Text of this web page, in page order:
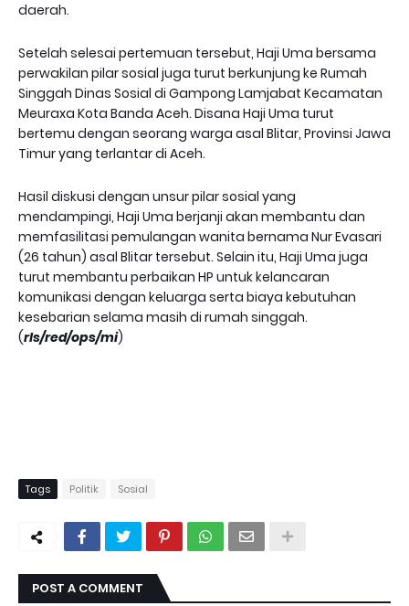
daerah.
Setelah selesai pertemuan tersebut, Haji Uma bersama
perwakilan pilar sosial juga turut berkunjung ke Rumah
Singgah Dinas Sosial di Gampong Lamjabat Kecamatan
Meuraxa Kota Banda Aceh. Disana Haji Uma turut
bertemu dengan seorang warga asal Blitar, Provinsi Jawa
Timur yang terlantar di Aceh.
Hasil diskusi dengan unsur pilar sosial yang
mendampingi, Haji Uma berjanji akan membantu dan
memfasilitasi pemulangan wanita bernama Nur Evasari
(26 tahun) asal Blitar tersebut. Selain itu, Haji Uma juga
turut membantu perbaikan HP untuk kelancaran
komunikasi dengan keluarga serta biaya kebutuhan
kesebarian selama masih di rumah singgah.
(rls/red/ops/mi)
Tags Politik Sosial
POST A COMMENT